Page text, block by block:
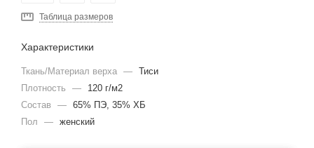
Таблица размеров
Характеристики
Ткань/Материал верха — Тиси
Плотность
—
120 г/м2
Состав
— 65% ПЭ, 35% ХБ
Пол
— женский